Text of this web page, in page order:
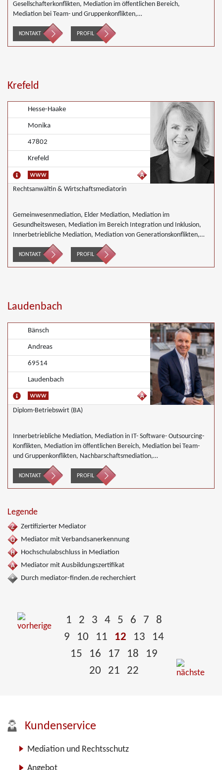
Gesellschafterkonflikten, Mediation im öffentlichen Bereich,
Mediation bei Team- und Gruppenkonflikten,
Nachbarschaftsmediation
KONTAKT PROFIL
Krefeld
Hesse-Haake
Monika
47802
Krefeld
Rechtsanwältin & Wirtschaftsmediatorin
Gemeinwesenmediation, Elder Mediation, Mediation im
Gesundheitswesen, Mediation im Bereich Integration und Inklusion,
Innerbetriebliche Mediation, Mediation von Generationskonflikten,
Mediation bei Gesellschafterkonflikten, Mediation im öffentlichen
Bereich, Mediation bei Team- und Gruppenkonflikten, Mediation von
Unternehmensnachfolgen, Wirtschaftsmediation
KONTAKT PROFIL
Laudenbach
Bänsch
Andreas
69514
Laudenbach
Diplom-Betriebswirt (BA)
Innerbetriebliche Mediation, Mediation in IT- Software- Outsourcing-
Konflikten, Mediation im öffentlichen Bereich, Mediation bei Team-
und Gruppenkonflikten, Nachbarschaftsmediation,
Wirtschaftsmediation
KONTAKT PROFIL
Legende
Zertifizierter Mediator
Mediator mit Verbandsanerkennung
Hochschulabschluss in Mediation
Mediator mit Ausbildungszertifikat
Durch mediator-finden.de recherchiert
1 2 3 4 5 6 7
8
9
10 11 12 13
14
15
16 17 18
19
20
21 22
Kundenservice
Mediation und Rechtsschutz